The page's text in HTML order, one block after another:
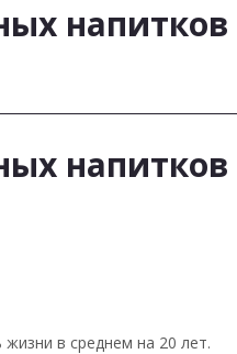
в среднем на 20 лет.